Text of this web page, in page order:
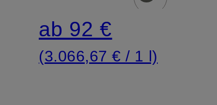
ab 92 €
(3.066,67 € / 1 l)